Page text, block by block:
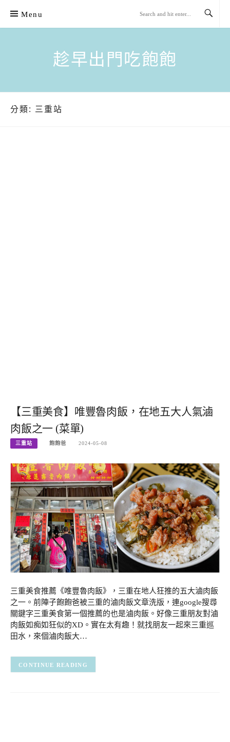
content
Menu
趁早出門吃飽飽
分類: 三重站
【三重美食】唯豐魯肉飯，在地五大人氣滷
肉飯之一 (菜單)
三重站 飽飽爸 2024-05-08
三重美食推薦《唯豐魯肉飯》，三重在地人狂推的五大滷肉飯
之一。前陣子飽飽爸被三重的滷肉飯文章洗版，連google搜尋
關鍵字三重美食第一個推薦的也是滷肉飯。好像三重朋友對滷
肉飯如痴如狂似的XD。實在太有趣！就找朋友一起來三重巡
田水，來個滷肉飯大…
CONTINUE READING